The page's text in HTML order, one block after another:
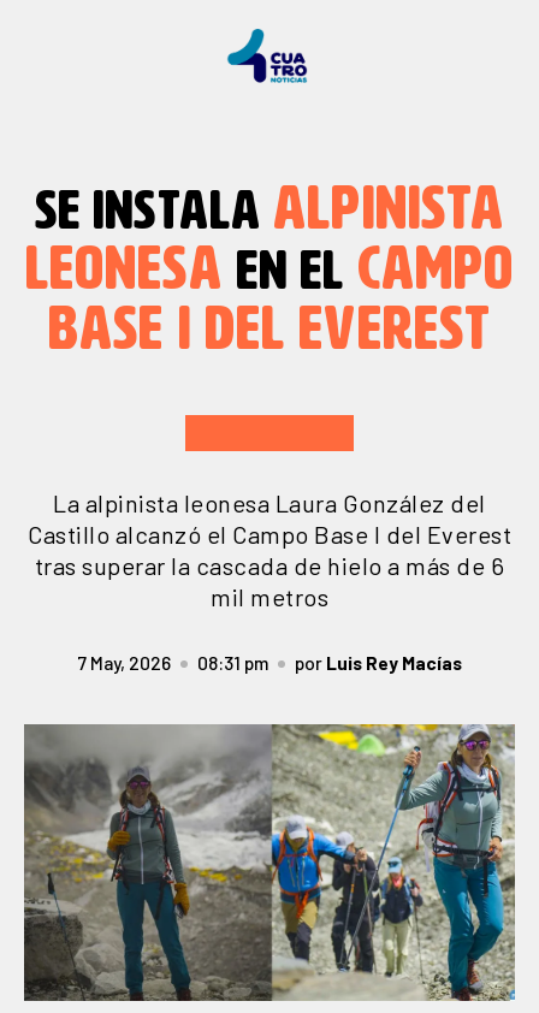
SE INSTALA ALPINISTA
LEONESA EN EL CAMPO
BASE I DEL EVEREST
La alpinista leonesa Laura González del
Castillo alcanzó el Campo Base I del Everest
tras superar la cascada de hielo a más de 6
mil metros
7 May, 2026 08:31 pm por Luis Rey Macías